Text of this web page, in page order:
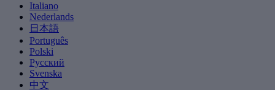
Italiano
Nederlands
日本語
Português
Polski
Русский
Svenska
中文